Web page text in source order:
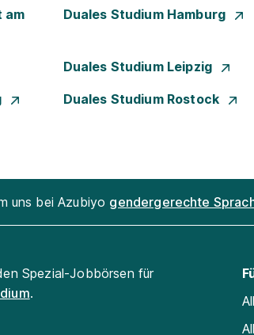
am
Duales Studium Hamburg
Duales Studium Leipzig
Duales Studium Rostock
uns bei Azubiyo gendergerechte
Spezial-Jobbörsen für
.